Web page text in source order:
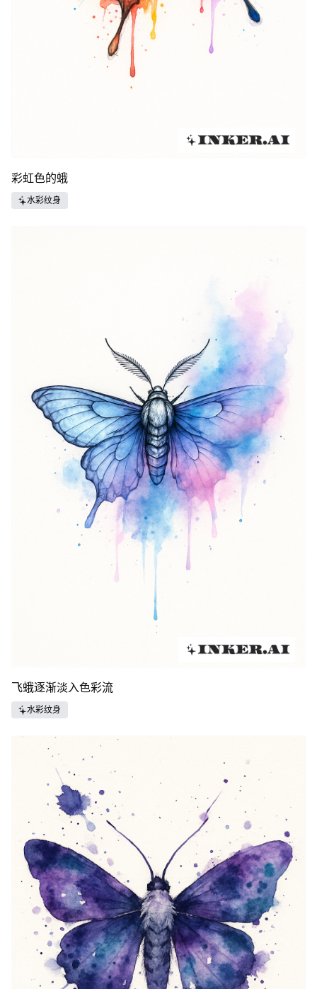
彩虹色的蛾
水彩纹身
飞蛾逐渐淡入色彩流
水彩纹身